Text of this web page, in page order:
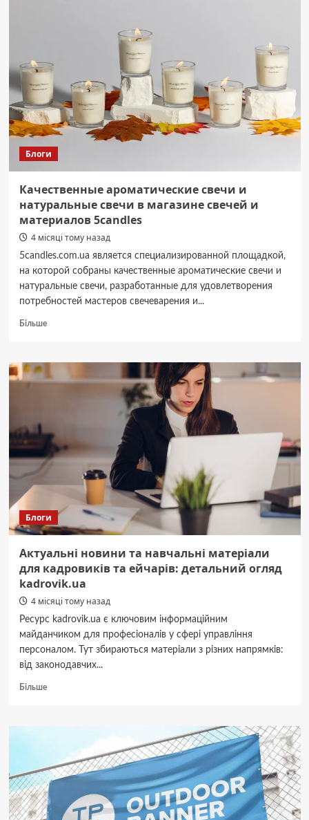
підхід
вивчення
англійської
мови
Блоги
Качественные ароматические свечи и
натуральные свечи в магазине свечей и
материалов 5candles
4 місяці тому назад
5candles.com.ua является специализированной площадкой,
на которой собраны качественные ароматические свечи и
натуральные свечи, разработанные для удовлетворения
потребностей мастеров свечеварения и...
БільшеДокладніше
ароматические
свечи
магазине
свечей
и
материалов
Блоги
Актуальні новини та навчальні матеріали
для кадровиків та ейчарів: детальний огляд
kadrovik.ua
4 місяці тому назад
Ресурс kadrovik.ua є ключовим інформаційним
майданчиком для професіоналів у сфері управління
персоналом. Тут збираються матеріали з різних напрямків:
від законодавчих...
БільшеДокладніше
навчальні
матеріали
для
кадровиків
та
ейчарів: